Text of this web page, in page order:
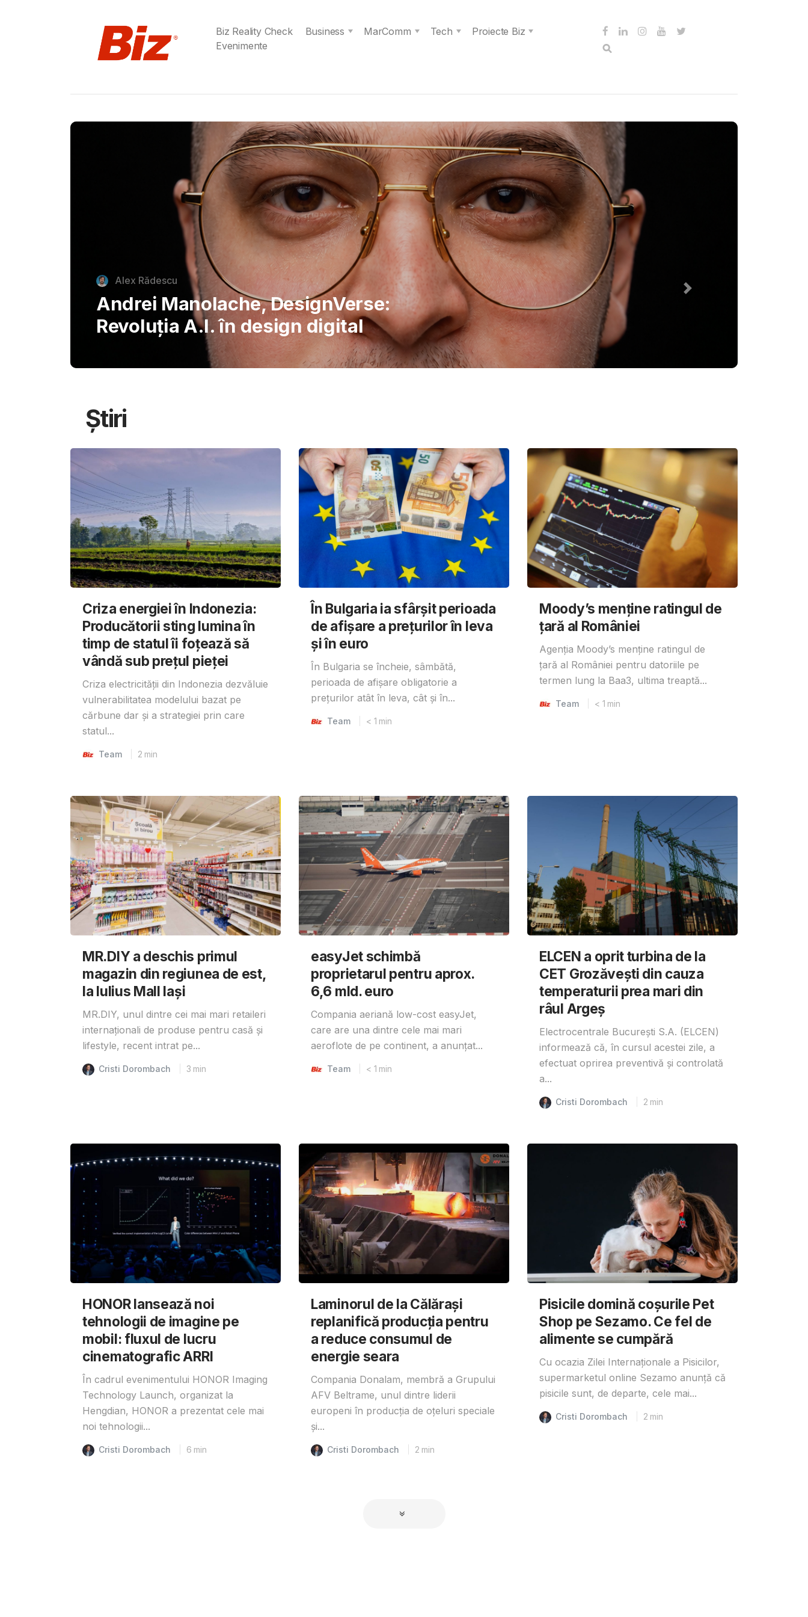
Biz Reality Check Business MarComm Tech
Proiecte Biz
Evenimente
Birra Moretti® a adus spiritul unei
autentice piazzette italiene în
București, invitând publicul să
savureze plăcerile simple ale vieții
Știri
Criza energiei în Indonezia:
Producătorii sting lumina în
timp de statul îi foțează să
vândă sub prețul pieței
Criza electricității din Indonezia dezvăluie
vulnerabilitatea modelului bazat pe
cărbune dar și a strategiei prin care
statul...
Team 2 min
În Bulgaria ia sfârşit perioada
de afișare a prețurilor în ​​leva
și în euro
În Bulgaria se încheie, sâmbătă,
perioada de afișare obligatorie a
prețurilor atât în ​​leva, cât și în...
Team < 1 min
Moody’s menține ratingul de
țară al României
Agenția Moody’s menține ratingul de
țară al României pentru datoriile pe
termen lung la Baa3, ultima treaptă...
Team < 1 min
MR.DIY a deschis primul
magazin din regiunea de est,
la Iulius Mall Iași
MR.DIY, unul dintre cei mai mari retaileri
internaționali de produse pentru casă și
lifestyle, recent intrat pe...
Cristi Dorombach 3 min
easyJet schimbă
proprietarul pentru aprox.
6,6 mld. euro
Compania aeriană low-cost easyJet,
care are una dintre cele mai mari
aeroflote de pe continent, a anunțat...
Team < 1 min
ELCEN a oprit turbina de la
CET Grozăvești din cauza
temperaturii prea mari din
râul Argeș
Electrocentrale București S.A. (ELCEN)
informează că, în cursul acestei zile, a
efectuat oprirea preventivă și controlată
a...
Cristi Dorombach 2 min
HONOR lansează noi
tehnologii de imagine pe
mobil: fluxul de lucru
cinematografic ARRI
În cadrul evenimentului HONOR Imaging
Technology Launch, organizat la
Hengdian, HONOR a prezentat cele mai
noi tehnologii...
Cristi Dorombach 6 min
Laminorul de la Călărași
replanifică producția pentru
a reduce consumul de
energie seara
Compania Donalam, membră a Grupului
AFV Beltrame, unul dintre liderii
europeni în producția de oțeluri speciale
și...
Cristi Dorombach 2 min
Pisicile domină coșurile Pet
Shop pe Sezamo. Ce fel de
alimente se cumpără
Cu ocazia Zilei Internaționale a Pisicilor,
supermarketul online Sezamo anunță că
pisicile sunt, de departe, cele mai...
Cristi Dorombach 2 min